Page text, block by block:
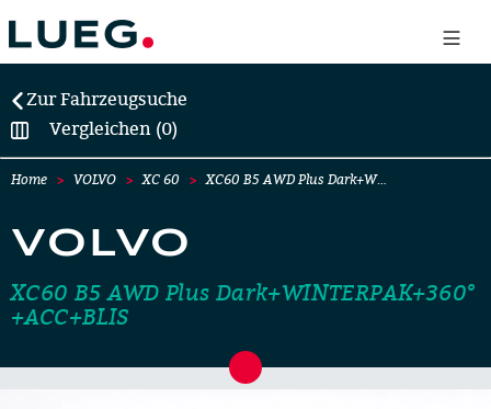
Zur Fahrzeugsuche
Vergleichen (0)
Home VOLVO XC 60 XC60 B5 AWD Plus Dark+W…
VOLVO
XC60 B5 AWD Plus Dark+WINTERPAK+360°
+ACC+BLIS